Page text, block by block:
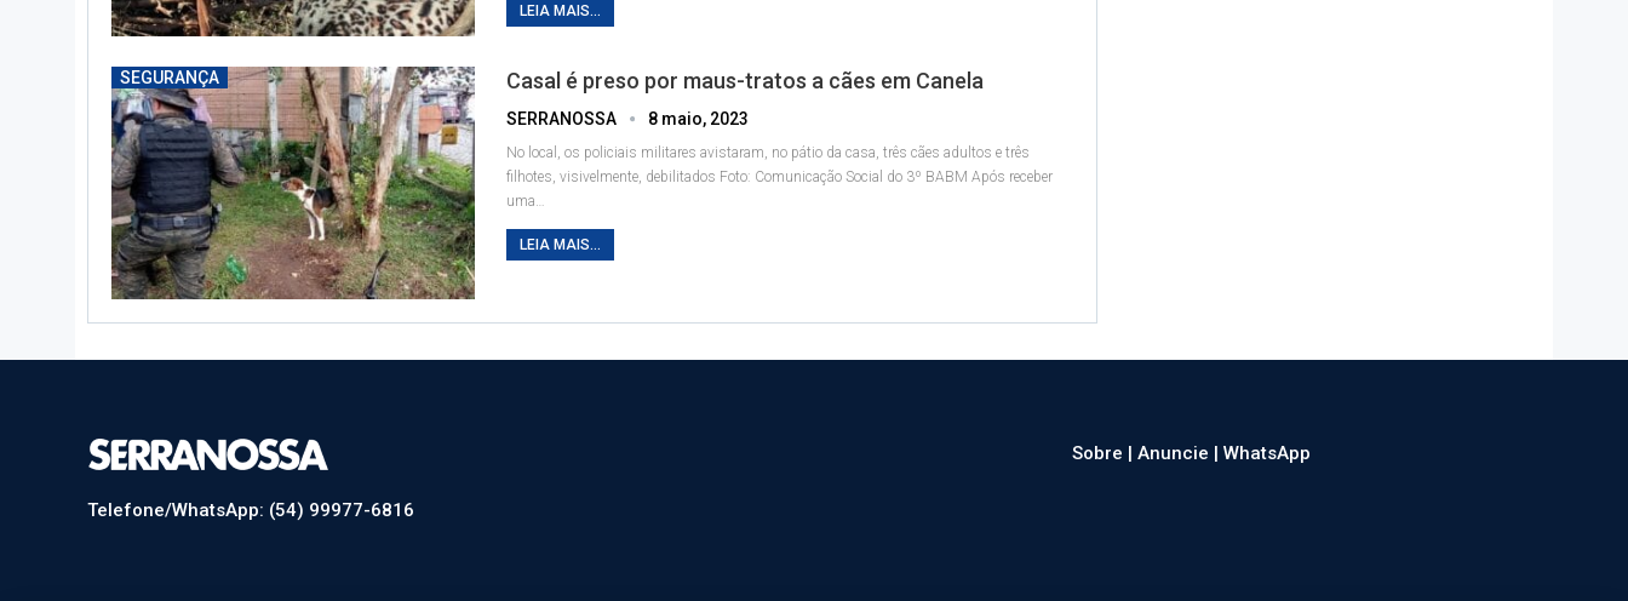
LEIA MAIS...
SEGURANÇA Casal é preso por maus-tratos a cães em Canela
SERRANOSSA 8 maio, 2023
No local, os policiais militares avistaram, no pátio da casa, três cães adultos e três
filhotes, visivelmente, debilitados Foto: Comunicação Social do 3º BABM Após receber
uma
LEIA MAIS...
Telefone/WhatsApp: (54) 99977-6816
Sobre |Anuncie |WhatsApp